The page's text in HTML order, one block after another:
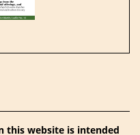
this website is intended